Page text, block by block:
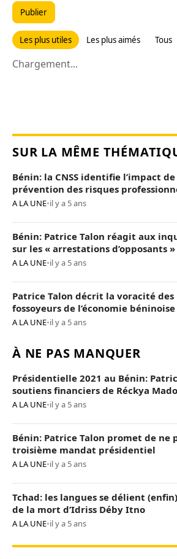
Publier
Les plus utiles Les plus aimés Tous
Chargement...
SUR LA MÊME
Bénin: la CNSS identifie l’impact
prévention des risques
A LA UNE•il y a 5 ans
Bénin: Patrice Talon réagit aux
sur les « arrestations d’opposants »
A LA UNE•il y a 5 ans
Patrice Talon décrit la voracité
fossoyeurs de l’économie béninoise
A LA UNE•il y a 5 ans
À NE PAS MANQUER
Présidentielle 2021 au Bénin:
soutiens financiers de Réckya
A LA UNE•il y a 5 ans
Bénin: Patrice Talon promet de ne
troisième mandat présidentiel
A LA UNE•il y a 5 ans
Tchad: les langues se délient
de la mort d’Idriss Déby Itno
A LA UNE•il y a 5 ans